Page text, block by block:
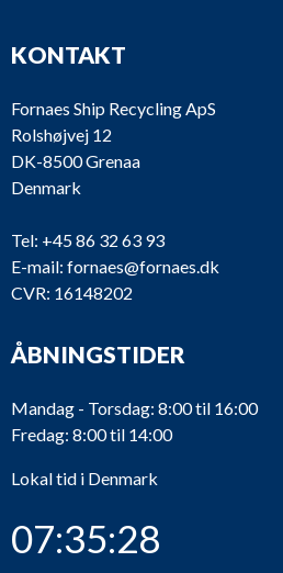
M2673
KONTAKT
Fornaes Ship Recycling ApS
Rolshøjvej 12
DK-8500 Grenaa
Denmark
Tel: +45 86 32 63 93
E-mail: fornaes@fornaes.dk
CVR: 16148202
ÅBNINGSTIDER
Mandag - Torsdag: 8:00 til 16:00
Fredag: 8:00 til 14:00
Lokal tid i Denmark
07:35:28